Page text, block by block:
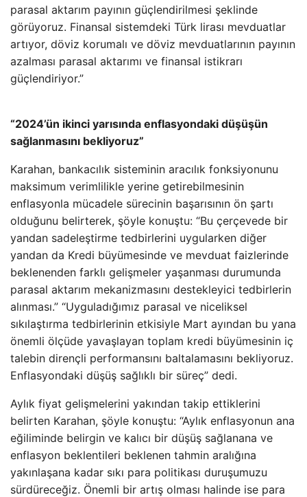
parasal aktarım payının güçlendirilmesi şeklinde
görüyoruz. Finansal sistemdeki Türk lirası mevduatlar
artıyor, döviz korumalı ve döviz mevduatlarının payının
azalması parasal aktarımı ve finansal istikrarı
güçlendiriyor.”
“2024’ün ikinci yarısında enflasyondaki düşüşün
sağlanmasını bekliyoruz”
Karahan, bankacılık sisteminin aracılık fonksiyonunu
maksimum verimlilikle yerine getirebilmesinin
enflasyonla mücadele sürecinin başarısının ön şartı
olduğunu belirterek, şöyle konuştu: “Bu çerçevede bir
yandan sadeleştirme tedbirlerini uygularken diğer
yandan da Kredi büyümesinde ve mevduat faizlerinde
beklenenden farklı gelişmeler yaşanması durumunda
parasal aktarım mekanizmasını destekleyici tedbirlerin
alınması.” “Uyguladığımız parasal ve niceliksel
sıkılaştırma tedbirlerinin etkisiyle Mart ayından bu yana
önemli ölçüde yavaşlayan toplam kredi büyümesinin iç
talebin dirençli performansını baltalamasını bekliyoruz.
Enflasyondaki düşüş sağlıklı bir süreç” dedi.
Aylık fiyat gelişmelerini yakından takip ettiklerini
belirten Karahan, şöyle konuştu: “Aylık enflasyonun ana
eğiliminde belirgin ve kalıcı bir düşüş sağlanana ve
enflasyon beklentileri beklenen tahmin aralığına
yakınlaşana kadar sıkı para politikası duruşumuzu
sürdüreceğiz. Önemli bir artış olması halinde ise para